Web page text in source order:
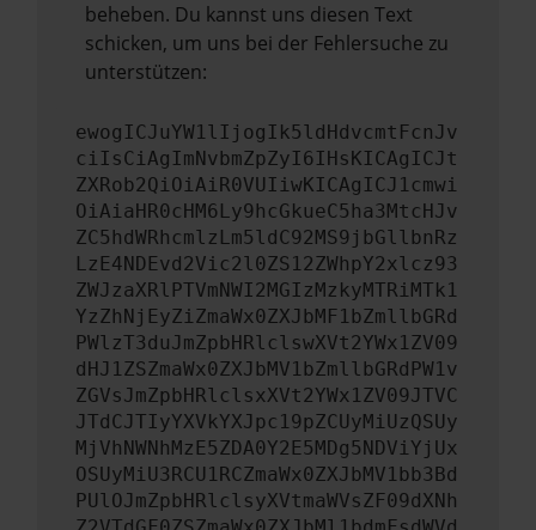
beheben. Du kannst uns diesen Text
schicken, um uns bei der Fehlersuche zu
unterstützen:
ewogICJuYW1lIjogIk5ldHdvcmtFcnJv
ciIsCiAgImNvbmZpZyI6IHsKICAgICJt
ZXRob2QiOiAiR0VUIiwKICAgICJ1cmwi
OiAiaHR0cHM6Ly9hcGkueC5ha3MtcHJv
ZC5hdWRhcmlzLm5ldC92MS9jbGllbnRz
LzE4NDEvd2Vic2l0ZS12ZWhpY2xlcz93
ZWJzaXRlPTVmNWI2MGIzMzkyMTRiMTk1
YzZhNjEyZiZmaWx0ZXJbMF1bZmllbGRd
PWlzT3duJmZpbHRlclswXVt2YWx1ZV09
dHJ1ZSZmaWx0ZXJbMV1bZmllbGRdPW1v
ZGVsJmZpbHRlclsxXVt2YWx1ZV09JTVC
JTdCJTIyYXVkYXJpc19pZCUyMiUzQSUy
MjVhNWNhMzE5ZDA0Y2E5MDg5NDViYjUx
OSUyMiU3RCU1RCZmaWx0ZXJbMV1bb3Bd
PUlOJmZpbHRlclsyXVtmaWVsZF09dXNh